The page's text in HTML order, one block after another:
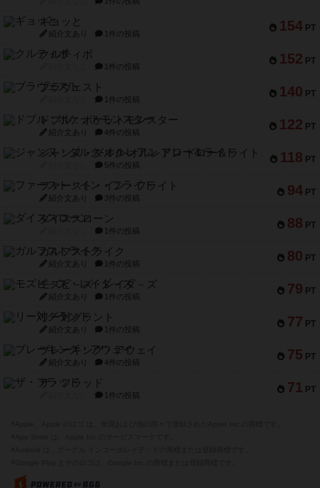
154 PT
ギョッと
紹介文あり 1件の投稿
152 PT
クルティボ
1件の投稿
140 PT
ブラヴェスト
1件の投稿
122 PT
ドブル：ポケットモンスター
紹介文あり 4件の投稿
118 PT
ジャンヌ・ダルク-オルレアン ドロー＆ライト
5件の投稿
94 PT
ファースト・イン・フライト
紹介文あり 3件の投稿
88 PT
ダイススローン
1件の投稿
80 PT
ガルフストライク
紹介文あり 1件の投稿
79 PT
モズビ－ズ・レイダ－ズ
紹介文あり 1件の投稿
77 PT
リー対グラント
紹介文あり 1件の投稿
75 PT
ブレーキング・アウェイ
紹介文あり 4件の投稿
71 PT
ザ・フラッド
1件の投稿